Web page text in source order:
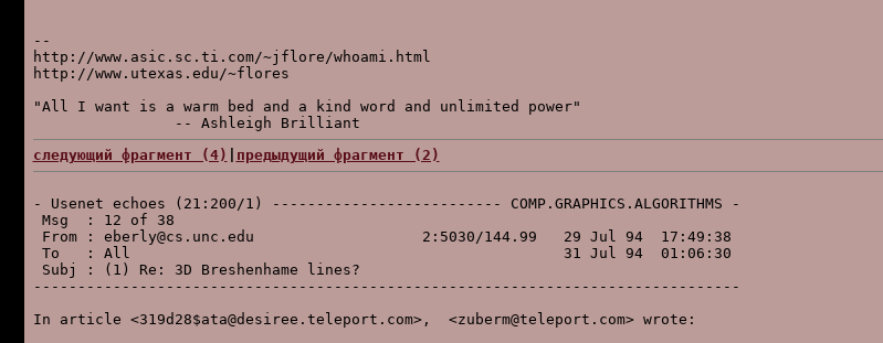
--
http://www.asic.sc.ti.com/~jflore/whoami.html
http://www.utexas.edu/~flores
"All I want is a warm bed and a kind word and unlimited power"
следующий фpагмент (4)
пpедыдущий фpагмент (2)
- Usenet echoes (21:200/1) -------------------------- COMP.GRAPHICS.ALGORITHMS -
Msg  : 12 of 38
From : eberly@cs.unc.edu                   2:5030/144.99   29 Jul 94  17:49:38
To   : All                                                 31 Jul 94  01:06:30
Subj : (1) Re: 3D Breshenhame lines?
--------------------------------------------------------------------------------
In article <319d28$ata@desiree.teleport.com>,  <zuberm@teleport.com> wrote: